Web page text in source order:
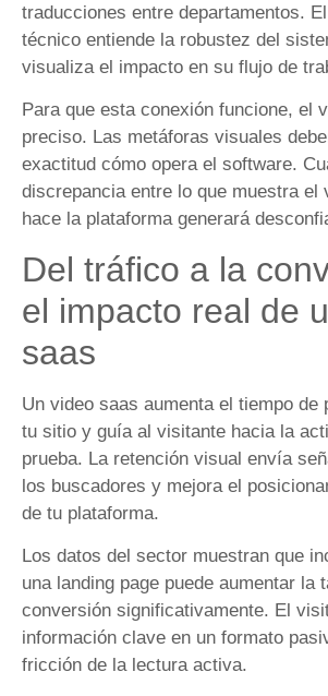
traducciones entre departamentos.
técnico entiende la robustez del
visualiza el impacto en su flujo de
Para que esta conexión funcione, el
preciso. Las metáforas visuales
exactitud cómo opera el software.
discrepancia entre lo que muestra el
hace la plataforma generará
Del tráfico a la
el impacto real de
saas
Un video saas aumenta el tiempo de
tu sitio y guía al visitante hacia la
prueba. La retención visual envía
los buscadores y mejora el
de tu plataforma.
Los datos del sector muestran que
una landing page puede aumentar la
conversión significativamente. El
información clave en un formato
fricción de la lectura activa.